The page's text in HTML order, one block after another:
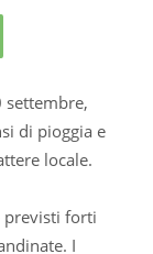
settembre,
di pioggia e
locale.
previsti forti
I